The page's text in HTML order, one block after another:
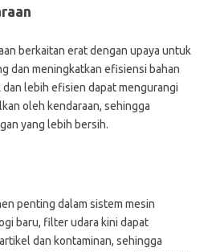
berkaitan erat dengan upaya untuk
dan meningkatkan efisiensi bahan
dan lebih efisien dapat mengurangi
oleh kendaraan, sehingga
yang lebih bersih.
penting dalam sistem mesin
baru, filter udara kini dapat
dan kontaminan, sehingga